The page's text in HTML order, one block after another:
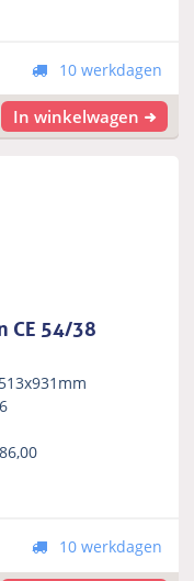
10 werkdagen
In winkelwagen
CE 54/38
10 werkdagen